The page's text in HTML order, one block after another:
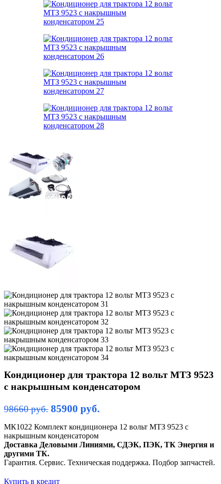
Кондиционер для трактора 12 вольт МТЗ 9523
с накрышным конденсатором
98660руб. 85900 руб.
МК1022 Комплект кондиционера 12 вольт МТЗ 9523 с
накрышным конденсатором
Доставка Деловыми Линиями, СДЭК, ПЭК, ТК Энергия и
другими ТК.
Гарантия. Сервис. Техническая поддержка. Подбор запчастей.
Купить в кредит